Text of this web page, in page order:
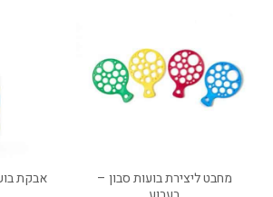
מחבט ליצירת בועות סבון –